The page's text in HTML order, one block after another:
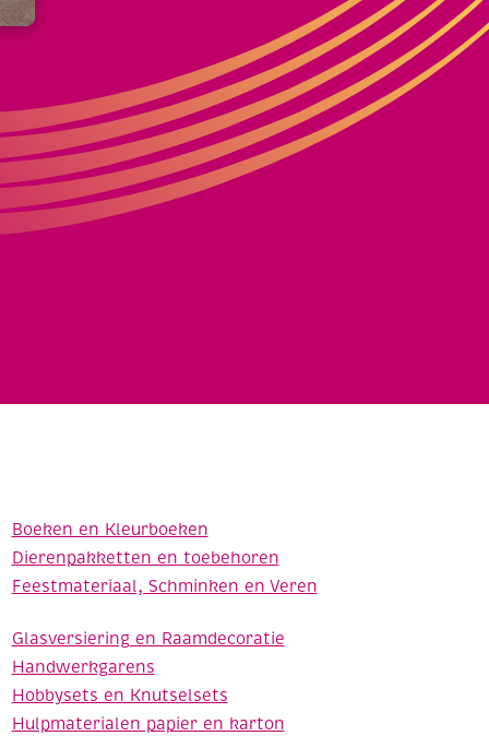
Boeken en Kleurboeken
Dierenpakketten en toebehoren
Feestmateriaal, Schminken en Veren
Glasversiering en Raamdecoratie
Handwerkgarens
Hobbysets en Knutselsets
Hulpmaterialen papier en karton